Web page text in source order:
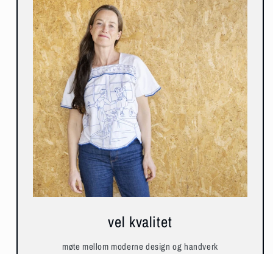
vel kvalitet
møte mellom moderne design og handverk